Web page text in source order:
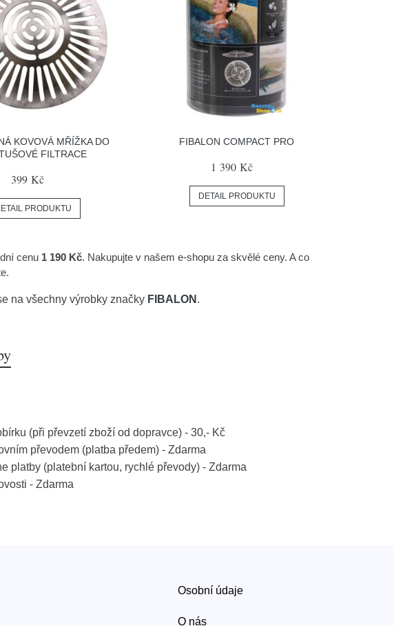
KOVOVÁ MŘÍŽKA DO
FILTRACE
399 Kč
PRODUKTU
FIBALON COMPACT PRO
1 390 Kč
DETAIL PRODUKTU
cenu 1 190 Kč. Nakupujte v našem e-shopu za skvělé ceny. A co
na všechny výrobky značky FIBALON .
(při převzetí zboží od dopravce) - 30,- Kč
převodem (platba předem) - Zdarma
platby (platební kartou, rychlé převody) - Zdarma
- Zdarma
Osobní údaje
O nás